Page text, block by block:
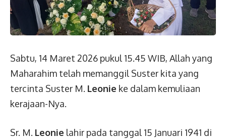
Sabtu, 14 Maret 2026 pukul 15.45 WIB, Allah yang
Maharahim telah memanggil Suster kita yang
tercinta Suster M. Leonie ke dalam kemuliaan
kerajaan-Nya.
Sr. M. Leonie lahir pada tanggal 15 Januari 1941 di